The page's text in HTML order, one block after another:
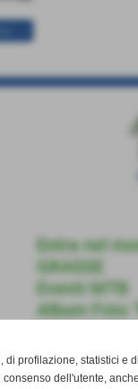
Entra nel
GRASSE
Eventi MTB
Album Foto
Contatti
di profilazione, statistici e
dell'utente,